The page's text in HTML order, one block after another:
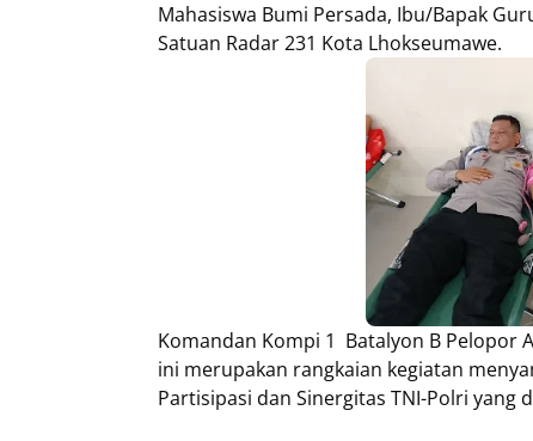
Mahasiswa Bumi Persada, Ibu/Bapak
Satuan Radar 231 Kota Lhokseumawe.
Komandan Kompi 1 Batalyon B Pelopor
ini merupakan rangkaian kegiatan
Partisipasi dan Sinergitas TNI-Polri